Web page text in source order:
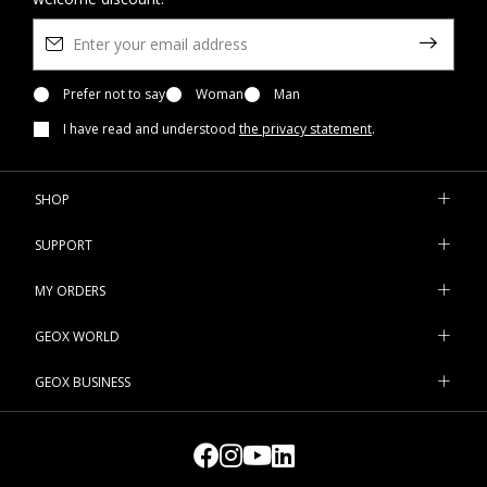
Prefer not to say Woman
Man
I have read and understood the privacy statement.
SHOP
SUPPORT
MY ORDERS
GEOX WORLD
GEOX BUSINESS